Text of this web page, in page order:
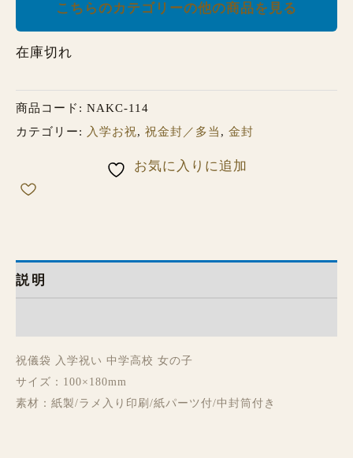
こちらのカテゴリーの他の商品を見る
在庫切れ
商品コード: NAKC-114
カテゴリー: 入学お祝, 祝金封／多当 , 金封
お気に入りに追加
説明
祝儀袋 入学祝い 中学高校 女の子
サイズ：100×180mm
素材：紙製/ラメ入り印刷/紙パーツ付/中封筒付き